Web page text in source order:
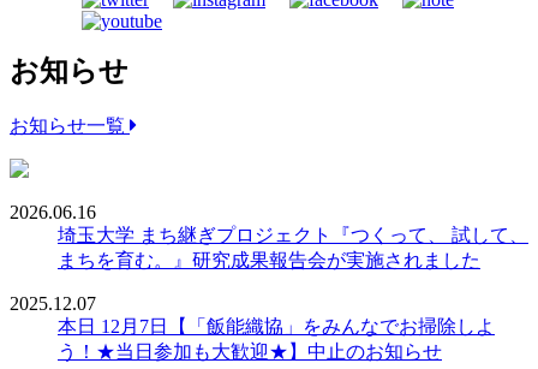
お知らせ
お知らせ一覧
2026.06.16
埼玉大学 まち継ぎプロジェクト『つくって、 試して、
まちを育む。』研究成果報告会が実施されました
2025.12.07
本日 12月7日【「飯能織協」をみんなでお掃除しよ
う！★当日参加も大歓迎★】中止のお知らせ